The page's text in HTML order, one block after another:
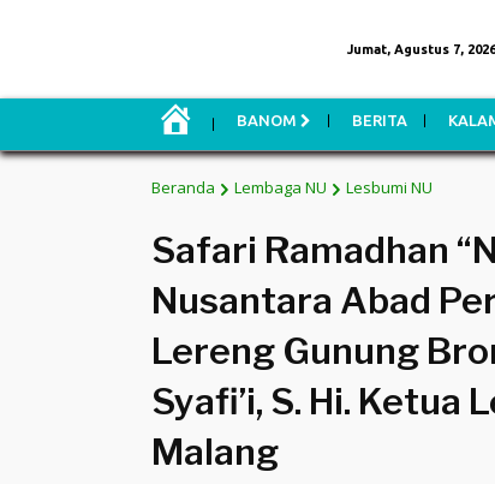
Jumat, Agustus 7, 2026
M
BANOM BERITA
Beranda Lembaga NU Lesbumi NU
Safari Ramadhan
Nusantara Abad
Lereng Gunung
Syafi’i, S. Hi. Ketua
Malang